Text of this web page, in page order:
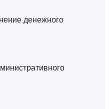
денежного